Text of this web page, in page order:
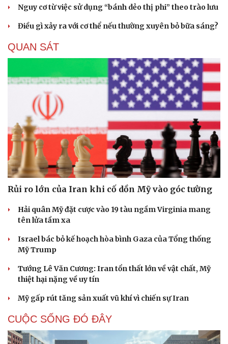
Nguy cơ từ việc sử dụng “bánh dẻo thị phi” theo trào lưu
Điều gì xảy ra với cơ thể nếu thường xuyên bỏ bữa sáng?
QUAN SÁT
Rủi ro lớn của Iran khi cố dồn Mỹ vào góc tường
Hải quân Mỹ đặt cược vào 19 tàu ngầm Virginia mang
tên lửa tầm xa
Israel bác bỏ kế hoạch hòa bình Gaza của Tổng thống
Mỹ Trump
Tướng Lê Văn Cương: Iran tổn thất lớn về vật chất, Mỹ
thiệt hại nặng về uy tín
Mỹ gấp rút tăng sản xuất vũ khí vì chiến sự Iran
CUỘC SỐNG ĐÓ ĐÂY